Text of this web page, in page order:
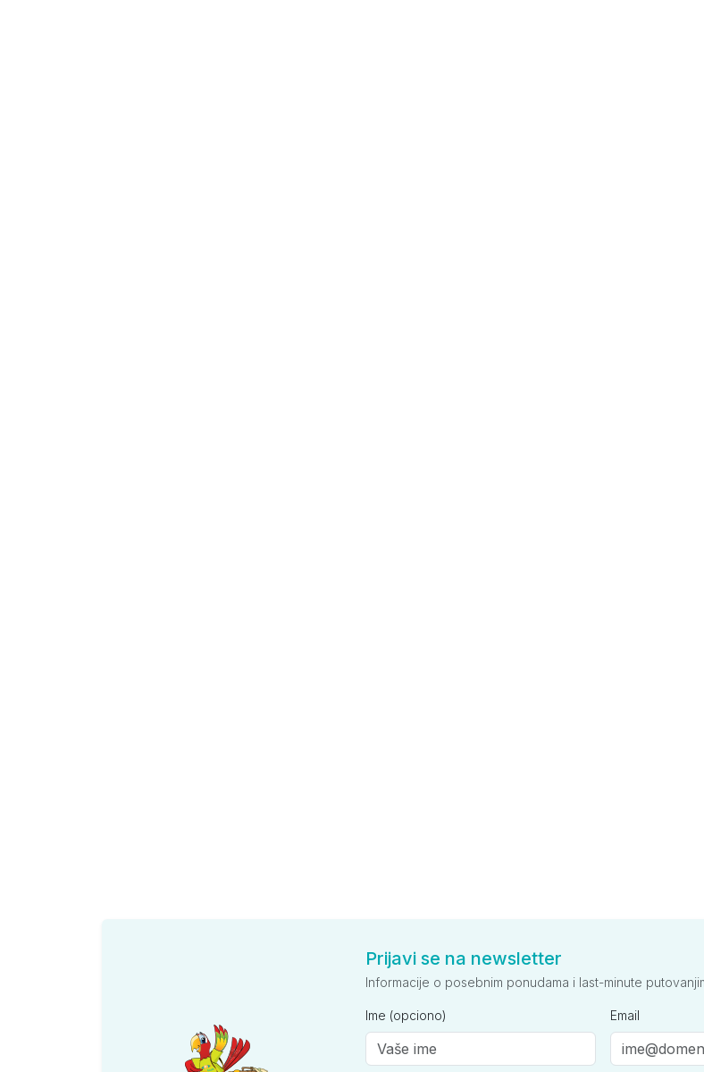
Prijavi se na newsletter
Informacije o posebnim ponudama i last-minute
Ime (opciono) Email